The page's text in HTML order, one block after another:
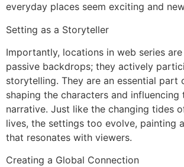
everyday places seem exciting and
Setting as a Storyteller
Importantly, locations in web series
passive backdrops; they actively
storytelling. They are an essential part
shaping the characters and
narrative. Just like the changing tides
lives, the settings too evolve, painting
that resonates with viewers.
Creating a Global Connection